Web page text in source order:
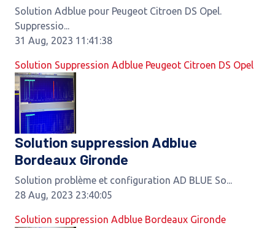
Solution Adblue pour Peugeot Citroen DS Opel.
Suppressio...
31 Aug, 2023 11:41:38
Solution Suppression Adblue Peugeot Citroen DS Opel
Solution suppression Adblue
Bordeaux Gironde
Solution problème et configuration AD BLUE So...
28 Aug, 2023 23:40:05
Solution suppression Adblue Bordeaux Gironde